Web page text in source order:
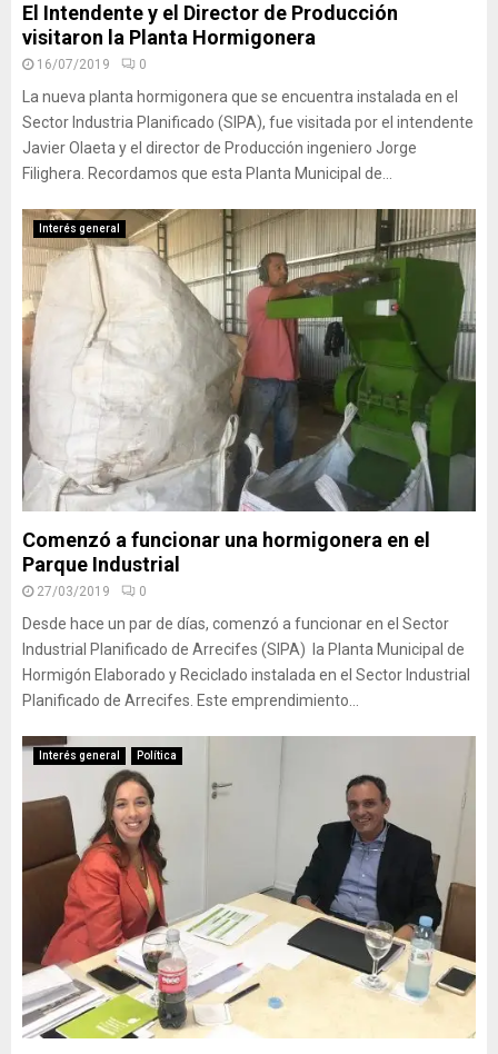
El Intendente y el Director de Producción
visitaron la Planta Hormigonera
16/07/2019 0
La nueva planta hormigonera que se encuentra instalada en el
Sector Industria Planificado (SIPA), fue visitada por el intendente
Javier Olaeta y el director de Producción ingeniero Jorge
Filighera. Recordamos que esta Planta Municipal de...
Interés general
Comenzó a funcionar una hormigonera en el
Parque Industrial
27/03/2019 0
Desde hace un par de días, comenzó a funcionar en el Sector
Industrial Planificado de Arrecifes (SIPA) la Planta Municipal de
Hormigón Elaborado y Reciclado instalada en el Sector Industrial
Planificado de Arrecifes. Este emprendimiento...
Interés general Política